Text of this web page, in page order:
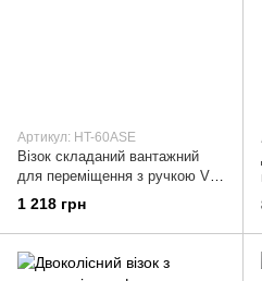
Артикул: HT-60ASE
Візок складаний вантажний
для переміщення з ручкою ViO
HT-60ASE
1 218 грн